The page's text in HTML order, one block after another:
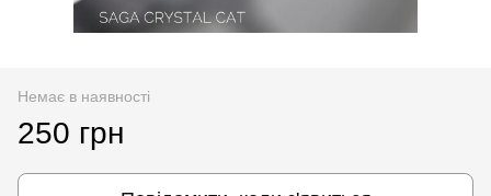
Немає в наявності
250 грн